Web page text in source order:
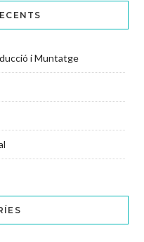
i Muntatge